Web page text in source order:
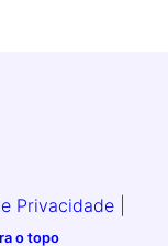
Privacidade
o topo